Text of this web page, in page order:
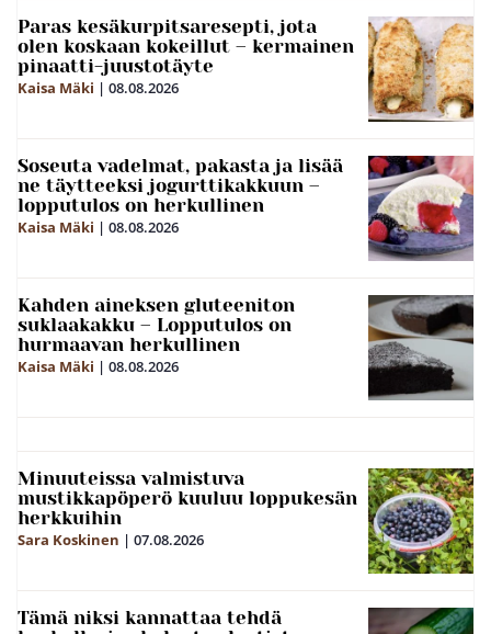
Paras kesäkurpitsaresepti, jota
olen koskaan kokeillut – kermainen
pinaatti-juustotäyte
Kaisa Mäki | 08.08.2026
Soseuta vadelmat, pakasta ja lisää
ne täytteeksi jogurttikakkuun –
lopputulos on herkullinen
Kaisa Mäki | 08.08.2026
Kahden aineksen gluteeniton
suklaakakku – Lopputulos on
hurmaavan herkullinen
Kaisa Mäki | 08.08.2026
Minuuteissa valmistuva
mustikkapöperö kuuluu loppukesän
herkkuihin
Sara Koskinen | 07.08.2026
Tämä niksi kannattaa tehdä